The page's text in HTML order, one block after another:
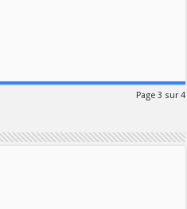
Page 3 sur 4